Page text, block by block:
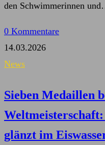
den Schwimmerinnen
0 Kommentare
14.03.2026
News
Sieben Medaillen
glänzt im